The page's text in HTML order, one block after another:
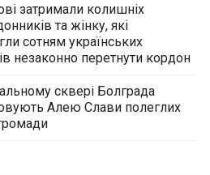
затримали колишніх
та жінку, які
сотням українських
незаконно перетнути кордон
сквері Болграда
Алею Слави полеглих